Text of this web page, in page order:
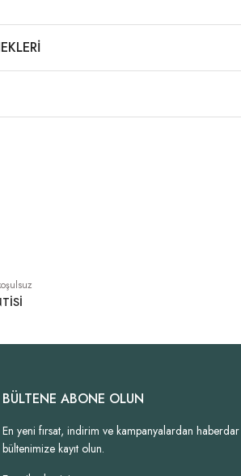
BÜLTENE ABONE OLUN
En yeni fırsat, indirim ve kampanyalardan
bültenimize kayıt olun.